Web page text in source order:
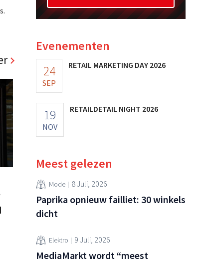
Evenementen
24
SEP
RETAIL MARKETING DAY 2026
19
NOV
RETAILDETAIL NIGHT 2026
Meest gelezen
Mode 8 Juli, 2026
Paprika opnieuw failliet: 30 winkels
dicht
Elektro 9 Juli, 2026
MediaMarkt wordt “meest